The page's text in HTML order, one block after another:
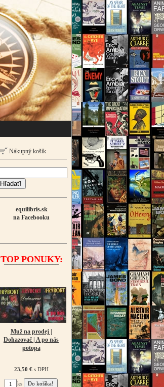
Nákupný košík
Hľadať!
equilibris.sk
na Facebooku
TOP PONUKY:
Muž na prodej |
Dohazovač | A po nás
potopa
23,50 €s DPH
ks